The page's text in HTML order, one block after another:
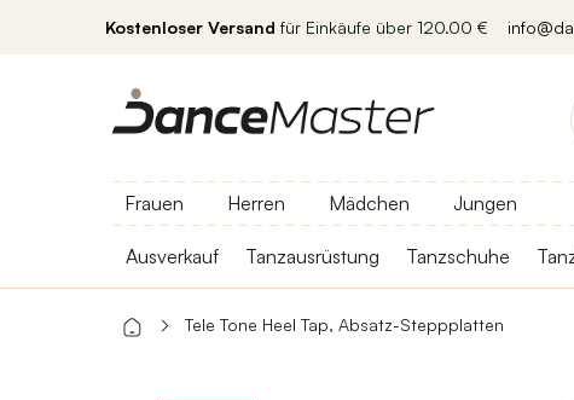
Kostenloser Versand für Einkäufe über 120.00 €
Frauen Herren Mädchen Jungen
Ausverkauf Tanzausrüstung Tanzschuhe
Tele Tone Heel Tap, Absatz-Steppplatten